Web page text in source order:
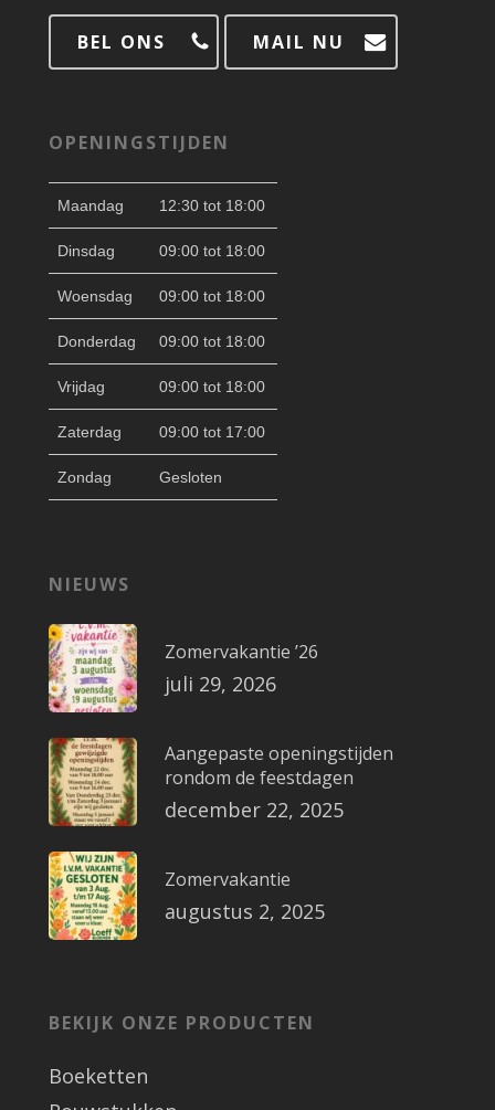
BEL ONS MAIL NU
OPENINGSTIJDEN
Maandag 12:30 tot 18:00
Dinsdag 09:00 tot 18:00
Woensdag 09:00 tot 18:00
Donderdag 09:00 tot 18:00
Vrijdag 09:00 tot 18:00
Zaterdag 09:00 tot 17:00
Zondag Gesloten
NIEUWS
Zomervakantie ’26
juli 29, 2026
Aangepaste openingstijden
rondom de feestdagen
december 22, 2025
Zomervakantie
augustus 2, 2025
BEKIJK ONZE PRODUCTEN
Boeketten